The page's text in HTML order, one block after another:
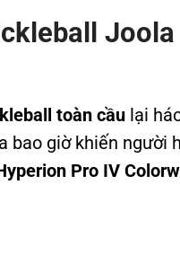
toàn cầu lại
bao giờ khiến người
Pro IV